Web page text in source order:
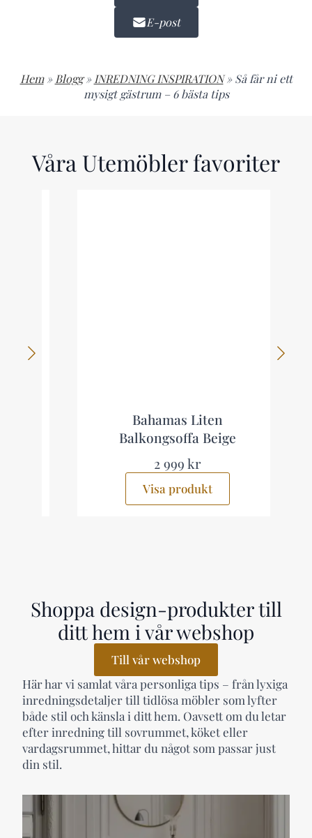
E-post
Hem » Blogg » INREDNING INSPIRATION » Så får ni ett
mysigt gästrum – 6 bästa tips
Våra Utemöbler favoriter
Bahamas Liten
Balkongsoffa Beige
2 999 kr
Visa produkt
Shoppa design-produkter till
ditt hem i vår webshop
Till vår webshop
Här har vi samlat våra personliga tips – från lyxiga
inredningsdetaljer till tidlösa möbler som lyfter
både stil och känsla i ditt hem. Oavsett om du letar
efter inredning till sovrummet, köket eller
vardagsrummet, hittar du något som passar just
din stil.